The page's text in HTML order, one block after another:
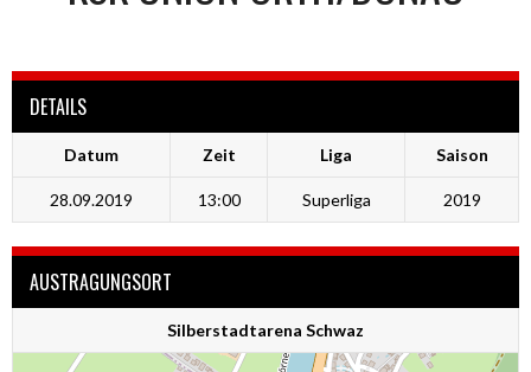
DETAILS
Datum Zeit Liga Saison
28.09.2019 13:00 Superliga 2019
AUSTRAGUNGSORT
Silberstadtarena Schwaz